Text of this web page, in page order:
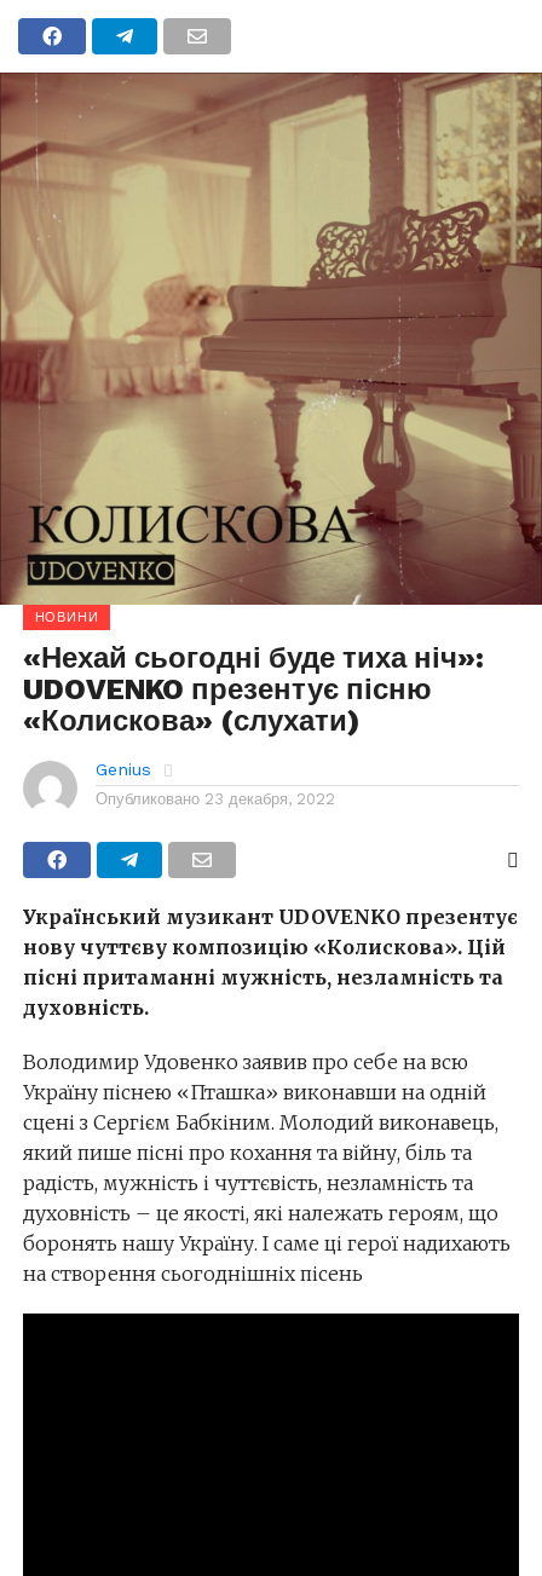
НОВИНИ
«Нехай сьогодні буде тиха ніч»:
UDOVENKO презентує пісню
«Колискова» (слухати)
Genius
Опубликовано 23 декабря, 2022
Український музикант UDOVENKO презентує
нову чуттєву композицію «Колискова». Цій
пісні притаманні мужність, незламність та
духовність.
Володимир Удовенко заявив про себе на всю
Україну піснею «Пташка» виконавши на одній
сцені з Сергієм Бабкіним. Молодий виконавець,
який пише пісні про кохання та війну, біль та
радість, мужність і чуттєвість, незламність та
духовність – це якості, які належать героям, що
боронять нашу Україну. І саме ці герої надихають
на створення сьогоднішніх пісень